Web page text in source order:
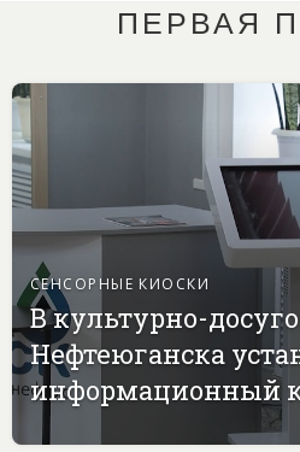
ПЕРВАЯ
СЕНСОРНЫЕ КИОСКИ
В культурно-
Нефтеюганска
информационный